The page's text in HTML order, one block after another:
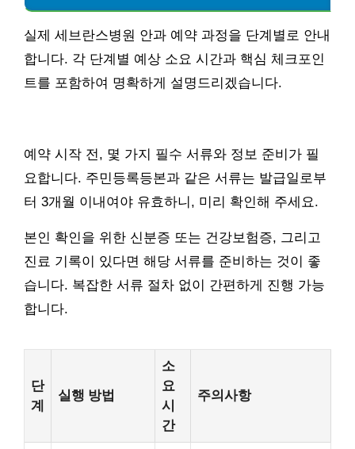
실제 세브란스병원 안과 예약 과정을 단계별로 안내
합니다. 각 단계별 예상 소요 시간과 핵심 체크포인
트를 포함하여 명확하게 설명드리겠습니다.
예약 시작 전, 몇 가지 필수 서류와 정보 준비가 필
요합니다. 주민등록등본과 같은 서류는 발급일로부
터 3개월 이내여야 유효하니, 미리 확인해 주세요.
본인 확인을 위한 신분증 또는 건강보험증, 그리고
진료 기록이 있다면 해당 서류를 준비하는 것이 좋
습니다. 복잡한 서류 절차 없이 간편하게 진행 가능
합니다.
단
계
실행 방법
소
요
시
간
주의사항